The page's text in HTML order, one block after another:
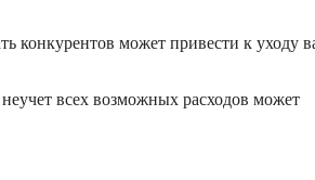
конкурентов может привести к уходу
всех возможных расходов может